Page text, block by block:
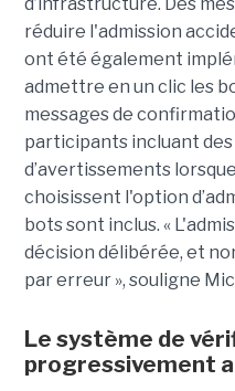
d’infrastructure. Des
réduire l'admission
ont été également
admettre en un clic les
messages de
participants incluant des
d’avertissements
choisissent l'option
bots sont inclus. «
décision délibérée, et
par erreur », souligne
Le système de
progressivement